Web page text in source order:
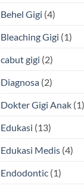
Behel Gigi (4)
Bleaching Gigi (1)
cabut gigi (2)
Diagnosa(2)
Dokter Gigi Anak(1)
Edukasi (13)
Edukasi Medis(4)
Endodontic(1)